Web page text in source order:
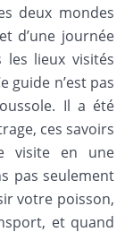
deux mondes
d’une journée
les lieux visités
guide n’est pas
Il a été
ces savoirs
visite en une
pas seulement
votre poisson,
et quand